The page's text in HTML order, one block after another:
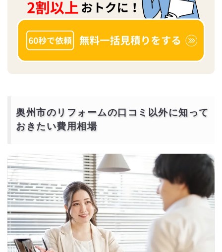
奥州市のリフォームの口コミ以外に知って
おきたい費用相場